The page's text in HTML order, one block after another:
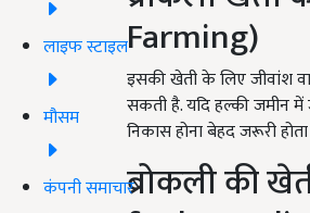
लाइफ स्टाइल
मौसम
कंपनी समाचार
Farming)
इसकी खेती के लिए जीवांश
सकती है. यदि हल्की जमीन में
निकास होना बेहद जरूरी
ब्रोकली की